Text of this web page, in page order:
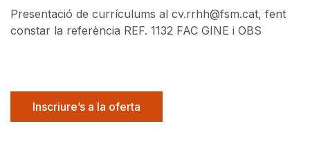
Presentació de currículums al cv.rrhh@fsm.cat, fent
constar la referència REF. 1132 FAC GINE i OBS
Inscriure’s a la oferta